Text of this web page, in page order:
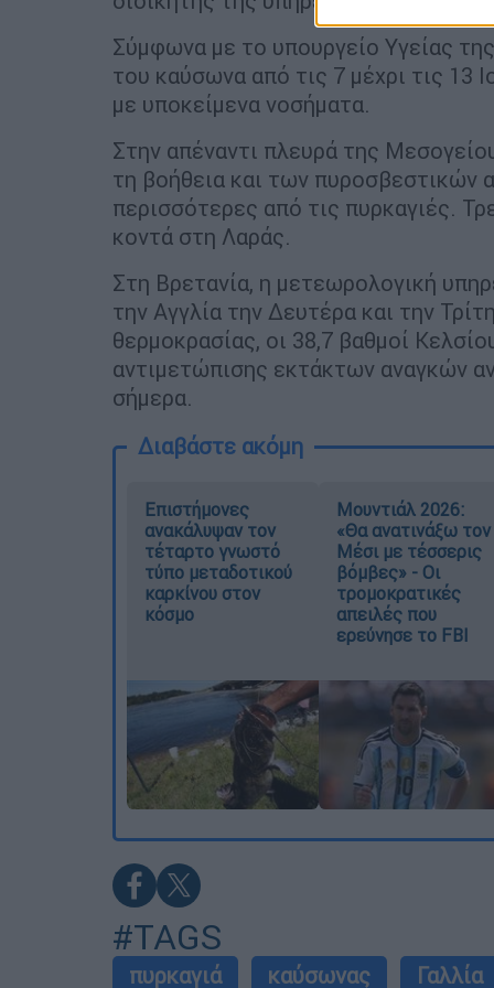
Σύμφωνα με το υπουργείο Υγείας
του καύσωνα από τις 7 μέχρι τις 13
με υποκείμενα νοσήματα.
Στην απέναντι πλευρά της
τη βοήθεια και των πυροσβεστικών
περισσότερες από τις πυρκαγιές.
κοντά στη Λαράς.
Στη Βρετανία, η μετεωρολογική
την Αγγλία την Δευτέρα και την
θερμοκρασίας, οι 38,7 βαθμοί
αντιμετώπισης εκτάκτων αναγκών
σήμερα.
Διαβάστε ακόμη
Επιστήμονες
ανακάλυψαν τον
τέταρτο γνωστό
τύπο μεταδοτικού
καρκίνου στον
κόσμο
Μουντιάλ 2026:
«Θα ανατινάξω τον
Μέσι με τέσσερις
βόμβες» - Οι
τρομοκρατικές
απειλές που
ερεύνησε το FBI
#TAGS
πυρκαγιά καύσωνας Γαλλία